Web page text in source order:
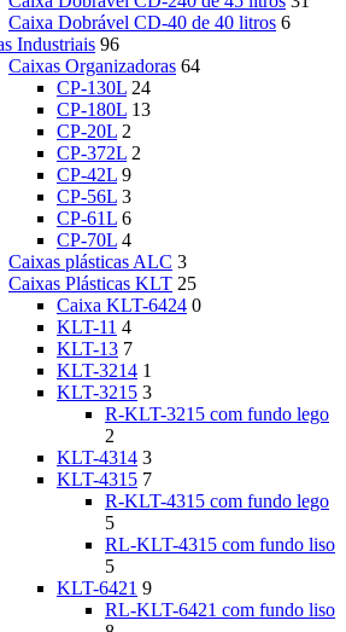
Caixa Dobrável CD-40 de 40 litros 6
Industriais 96
Caixas Organizadoras 64
CP-130L 24
CP-180L 13
CP-20L 2
CP-372L 2
CP-42L 9
CP-56L 3
CP-61L 6
CP-70L 4
Caixas plásticas ALC 3
Caixas Plásticas KLT 25
Caixa KLT-6424 0
KLT-11 4
KLT-13 7
KLT-3214 1
KLT-3215 3
R-KLT-3215 com fundo lego
2
KLT-4314 3
KLT-4315 7
R-KLT-4315 com fundo lego
5
RL-KLT-4315 com fundo liso
5
KLT-6421 9
RL-KLT-6421 com fundo liso